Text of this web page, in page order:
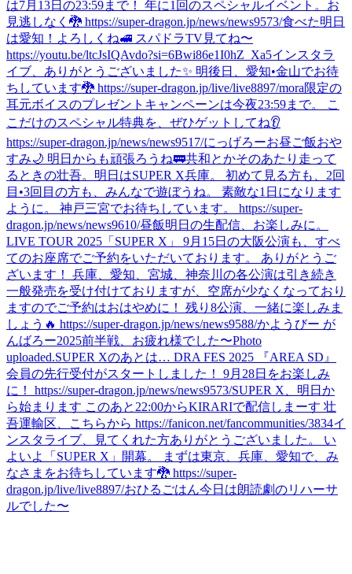
は7月13日の23:59まで！ 年に1回のスペシャルイベント。お
見逃しなく🐉 https://super-dragon.jp/news/news9573/食べた明日
は愛知！よろしくね🚅 スパドラTV見てね〜
https://youtu.be/ltcJsIQAvdo?si=6Bwi86e1I0hZ_Xa5インスタラ
イブ、ありがとうございました✨ 明後日、愛知•金山でお待
ちしています🐉 https://super-dragon.jp/live/live8897/mora限定の
耳元ボイスのプレゼントキャンペーンは今夜23:59まで。 こ
こだけのスペシャル特典を、ぜひゲットしてね👂
https://super-dragon.jp/news/news9517/にっげろーお昼ご飯おや
すみ🌙 明日からも頑張ろうね🚃共和とかそのあたり走って
るときの壮吾。 明日はSUPER X兵庫。 初めて見る方も、2回
目•3回目の方も、みんなで遊ぼうね。 素敵な1日になります
ように。 神戸三宮でお待ちしています。 https://super-
dragon.jp/news/news9610/昼飯明日の生配信、お楽しみに。
LIVE TOUR 2025「SUPER X」 9月15日の大阪公演も、すべ
てのお座席でご予約をいただいております。 ありがとうご
ざいます！ 兵庫、愛知、宮城、神奈川の各公演は引き続き
一般発売を受け付けておりますが、空席が少なくなっており
ますのでご予約はおはやめに！ 残り8公演、一緒に楽しみま
しょう🔥 https://super-dragon.jp/news/news9588/かようびー が
んばろー2025前半戦、お疲れ様でした〜Photo
uploaded.SUPER Xのあとは… DRA FES 2025 『AREA SD』
会員の先行受付がスタートしました！ 9月28日をお楽しみ
に！ https://super-dragon.jp/news/news9573/SUPER X、明日か
ら始まります このあと22:00からKIRARIで配信しまーす 壮
吾運輸区、こちらから https://fanicon.net/fancommunities/3834イ
ンスタライブ、見てくれた方ありがとうございました。 い
よいよ「SUPER X」開幕。 まずは東京、兵庫、愛知で、み
なさまをお待ちしています🐉 https://super-
dragon.jp/live/live8897/おひるごはん今日は朗読劇のリハーサ
ルでした〜